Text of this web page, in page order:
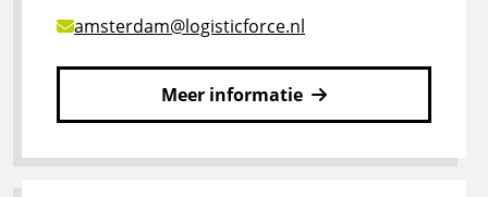
amsterdam@logisticforce.nl
Meer informatie
meer